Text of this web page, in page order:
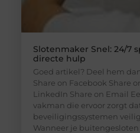
Slotenmaker Snel: 24/7
directe hulp
Goed artikel? Deel hem
Share on Facebook Share
LinkedIn Share on Email
vakman die ervoor zorgt
beveiligingssystemen
Wanneer je